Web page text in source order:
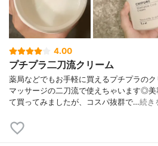
4.00
プチプラ二刀流クリーム
薬局などでもお手軽に買えるプチプラの
マッサージの二刀流で使えちゃいます◎
て買ってみましたが、コスパ抜群で…続き